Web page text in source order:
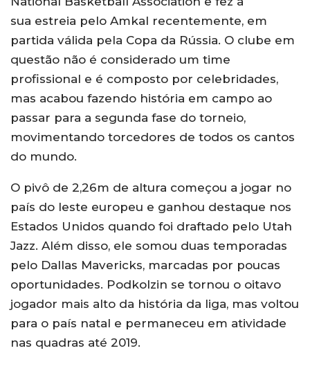
sua estreia pelo Amkal recentemente, em
partida válida pela Copa da Rússia. O clube em
questão não é considerado um time
profissional e é composto por celebridades,
mas acabou fazendo história em campo ao
passar para a segunda fase do torneio,
movimentando torcedores de todos os cantos
do mundo.
O pivô de 2,26m de altura começou a jogar no
país do leste europeu e ganhou destaque nos
Estados Unidos quando foi draftado pelo Utah
Jazz. Além disso, ele somou duas temporadas
pelo Dallas Mavericks, marcadas por poucas
oportunidades. Podkolzin se tornou o oitavo
jogador mais alto da história da liga, mas voltou
para o país natal e permaneceu em atividade
nas quadras até 2019.